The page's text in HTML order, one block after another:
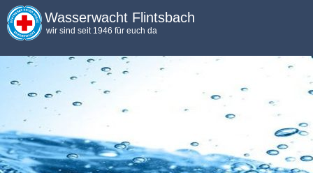
Wasserwacht Flintsbach
wir sind seit 1946 für euch da